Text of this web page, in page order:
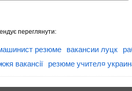
переглянути:
резюме вакансии луцк
вакансії резюме учител¤